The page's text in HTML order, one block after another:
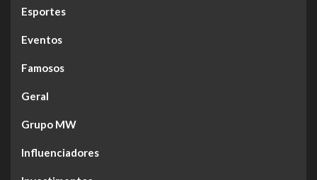
Esportes
Eventos
Famosos
Geral
Grupo MW
Influenciadores